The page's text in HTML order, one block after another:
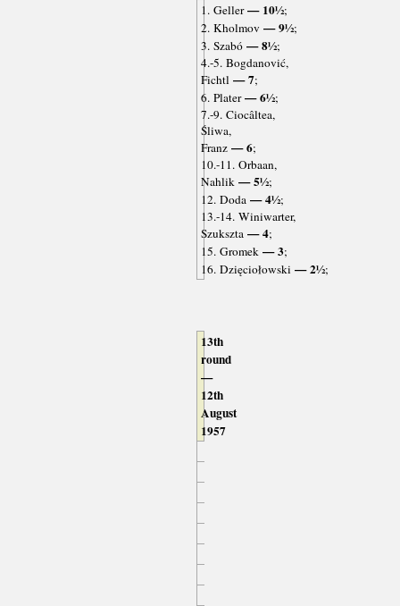
1. Geller— 10½;
2. Kholmov — 9½;
3. Szabó— 8½;
4.-5. Bogdanović,
Fichtl— 7;
6. Plater— 6½;
7.-9. Ciocâltea,
Śliwa,
Franz— 6;
10.-11. Orbaan,
Nahlik— 5½;
12. Doda— 4½;
13.-14. Winiwarter,
Szukszta— 4;
15. Gromek— 3;
16. Dzięciołowski — 2½;
13th
round
—
12th
August
1957